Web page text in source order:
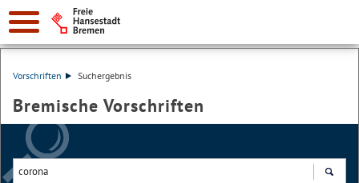
Vorschriften Suchergebnis
Bremische Vorschriften